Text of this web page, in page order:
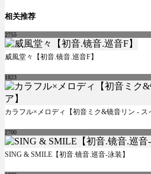
相关推荐
2755
威風堂々【初音.镜音.巡音F】
1823
カラフル×メロディ【初音ミク&镜音リン - ス
2700
SING & SMILE【初音.镜音.巡音-泳装】